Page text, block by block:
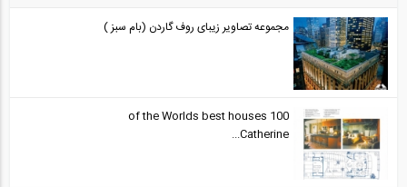
مجموعه تصاویر زیبای روف گاردن (بام سبز )
100 of the Worlds best houses
Catherine...